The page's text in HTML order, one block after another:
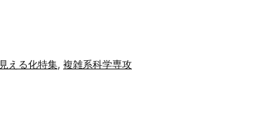
見える化特集, 複雑系科学専攻